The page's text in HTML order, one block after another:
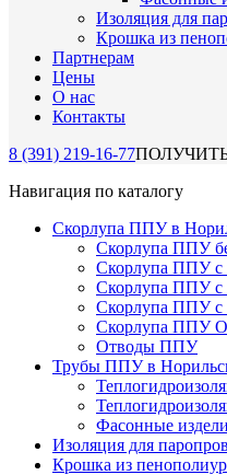
Изоляция для
Крошка из
Партнерам
Цены
О нас
Контакты
8 (391) 219-16-77
Навигация по каталогу
Скорлупа ППУ в
Скорлупа ППУ
Скорлупа ППУ с
Скорлупа ППУ с
Скорлупа ППУ с
Скорлупа ППУ
Отводы ППУ
Трубы ППУ в
Фасонные
Изоляция для
Крошка из